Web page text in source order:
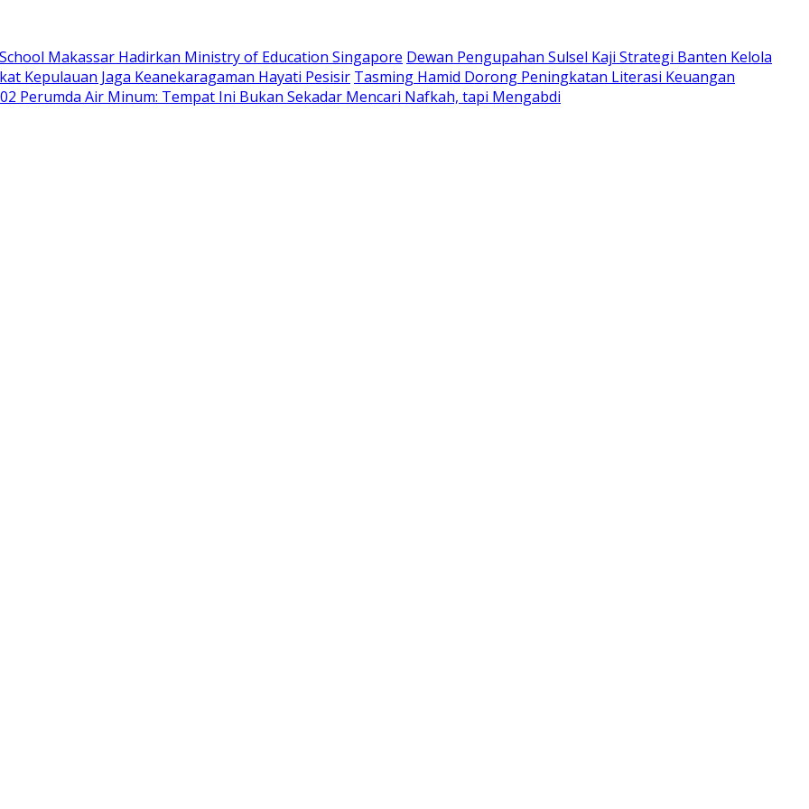
Makassar Hadirkan Ministry of Education Singapore Dewan Pengupahan Sulsel Kaji Strategi Banten Kelola
Kepulauan Jaga Keanekaragaman Hayati Pesisir Tasming Hamid Dorong Peningkatan Literasi Keuangan
Perumda Air Minum: Tempat Ini Bukan Sekadar Mencari Nafkah, tapi Mengabdi